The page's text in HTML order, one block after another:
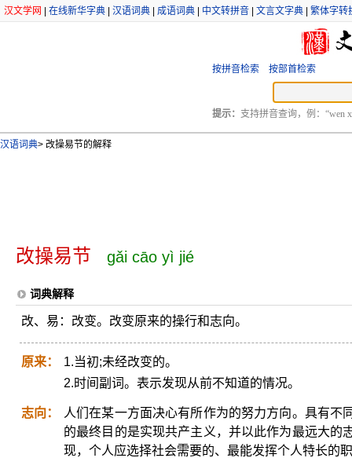
汉文学网 在线新华字典 汉语词典 成语词典 中文转拼音 文言文字典 繁体字转
按拼音检索 按部首检索
提示： 支持拼音查询，例：“wen
汉语词典> 改操易节的解释
改操易节 gǎi cāo yì jié
词典解释
改、易：改变。改变原来的操行和志向。
原来：
1.当初;未经改变的。
2.时间副词。表示发现从前不知道的情况。
志向：
人们在某一方面决心有所作为的努力方向。具有不
的最终目的是实现共产主义，并以此作为最远大的
现，个人应选择社会需要的、最能发挥个人特长的